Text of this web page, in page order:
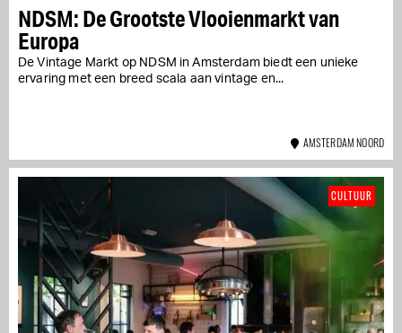
NDSM: De Grootste Vlooienmarkt van
Europa
De Vintage Markt op NDSM in Amsterdam biedt een unieke
ervaring met een breed scala aan vintage en...
AMSTERDAM NOORD
CULTUUR